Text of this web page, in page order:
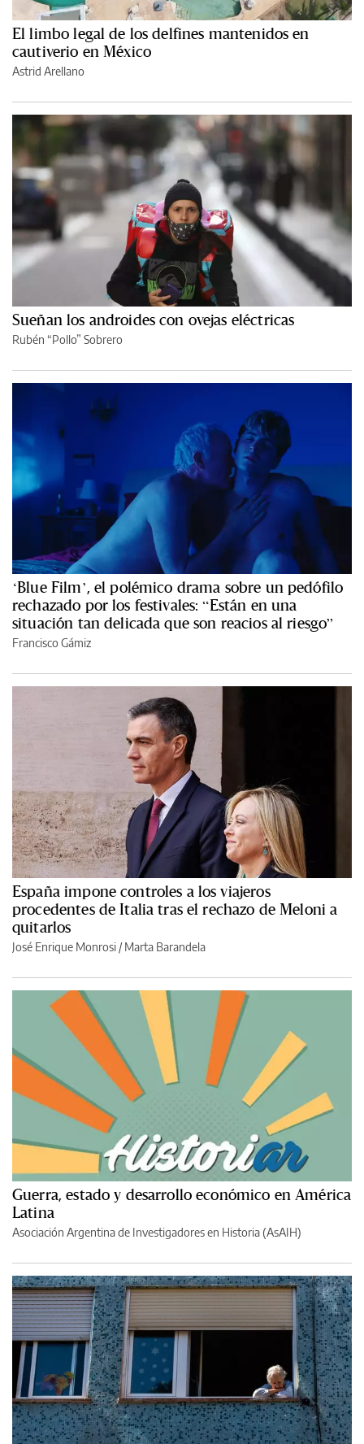
El limbo legal de los delfines mantenidos en
cautiverio en México
Astrid Arellano
Sueñan los androides con ovejas eléctricas
Rubén “Pollo” Sobrero
‘Blue Film’, el polémico drama sobre un pedófilo
rechazado por los festivales: “Están en una
situación tan delicada que son reacios al riesgo”
Francisco Gámiz
España impone controles a los viajeros
procedentes de Italia tras el rechazo de Meloni a
quitarlos
José Enrique Monrosi / Marta Barandela
Guerra, estado y desarrollo económico en América
Latina
Asociación Argentina de Investigadores en Historia (AsAIH)